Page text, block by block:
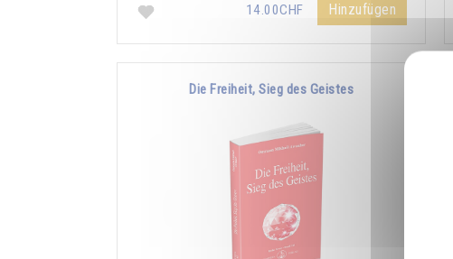
14.00CHF Hinzufügen
Die Freiheit, Sieg des Geistes